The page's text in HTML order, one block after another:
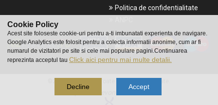
Cookie Policy
Acest site foloseste cookie-uri pentru a-ti imbunatati experienta de navigare.
Google Analytics este folosit pentru a colecta informatii anonime, cum ar fi
numarul de vizitatori pe site si cele mai populare pagini.Continuarea
reprezinta acceptul tau Click aici pentru mai multe detalii.
Decline Accept
Politica de confidentialitate
DNA